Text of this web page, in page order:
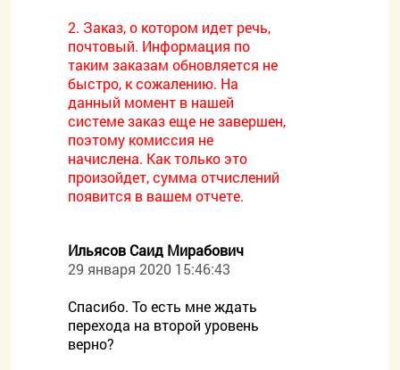
2. Заказ, о котором идет речь,
почтовый. Информация по
таким заказам обновляется не
быстро, к сожалению. На
данный момент в нашей
системе заказ еще не завершен,
поэтому комиссия не
начислена. Как только это
произойдет, сумма отчислений
появится в вашем отчете.
Ильясов Саид Мирабович
29 января 2020 15:46:43
Спасибо. То есть мне ждать
перехода на второй уровень
верно?